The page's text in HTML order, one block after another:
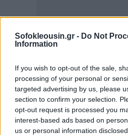
Sofokleousin.gr - Do Not
Information
If you wish to opt-out of the sale,
processing of your personal or
targeted advertising by us, please
section to confirm your selection.
opt-out request is processed you
interest-based ads based on
us or personal information